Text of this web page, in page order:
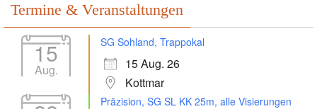
Termine & Veranstaltungen
15
Aug.
SG Sohland, Trappokal
15 Aug. 26
Kottmar
Präzision, SG SL KK 25m, alle Visierungen